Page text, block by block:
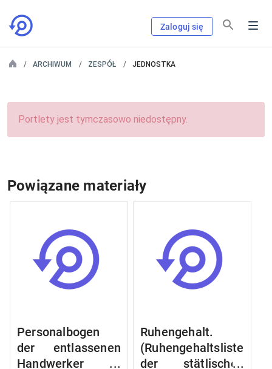
Zaloguj się
ARCHIWUM ZESPÓŁ JEDNOSTKA
Portlety jest tymczasowo niedostępny.
Powiązane materiały
Personalbogen
der entlassenen
Handwerker u.
Ruhengehalt.
(Ruhengehaltsliste
der stätlischen